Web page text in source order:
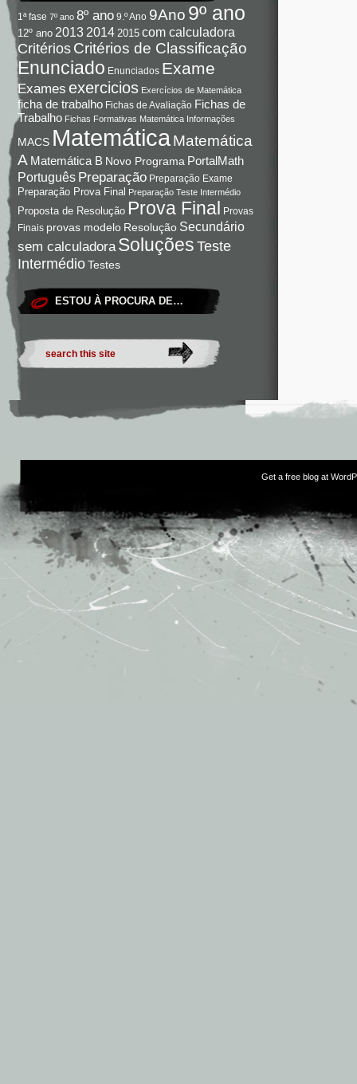
1ª fase 7º ano 8º ano 9.º Ano 9Ano 9º ano
12º ano 2013 2014 2015 com calculadora
Critérios Critérios de Classificação
Enunciado Enunciados Exame
Exames exercicios Exercícios de Matemática
ficha de trabalho Fichas de Avaliação Fichas de
Trabalho Fichas Formativas Matemática Informações
MACS Matemática Matemática
A Matemática B Novo Programa PortalMath
Português Preparação Preparação Exame
Preparação Prova Final Preparação Teste Intermédio
Proposta de Resolução Prova Final Provas
Finais provas modelo Resolução Secundário
sem calculadora Soluções Teste
IntermédioTestes
ESTOU À PROCURA DE…
Get a free blog at